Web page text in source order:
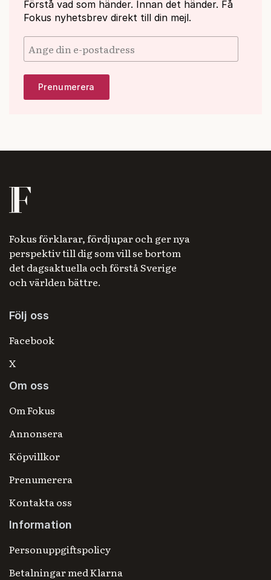
Förstå vad som händer. Innan det händer. Få
Fokus nyhetsbrev direkt till din mejl.
Fokus förklarar, fördjupar och ger nya
perspektiv till dig som vill se bortom
det dagsaktuella och förstå Sverige
och världen bättre.
Följ oss
Facebook
X
Om oss
Om Fokus
Annonsera
Köpvillkor
Prenumerera
Kontakta oss
Information
Personuppgiftspolicy
Betalningar med Klarna